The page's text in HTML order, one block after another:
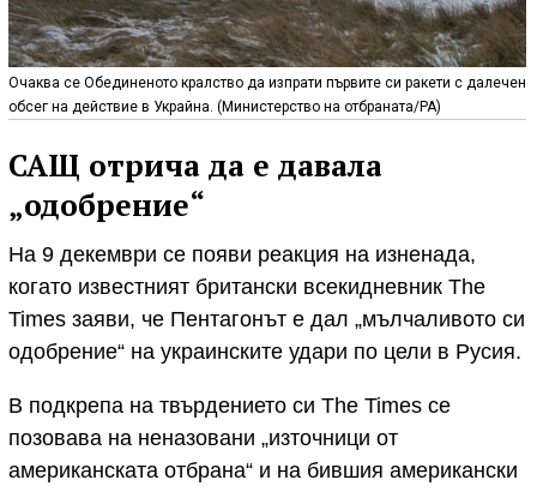
Очаква се Обединеното кралство да изпрати първите си ракети с далечен
обсег на действие в Украйна. (Министерство на отбраната/PA)
САЩ отрича да е давала
„одобрение“
На 9 декември се появи реакция на изненада,
когато известният британски всекидневник The
Times заяви, че Пентагонът е дал „мълчаливото си
одобрение“ на украинските удари по цели в Русия.
В подкрепа на твърдението си The Times се
позовава на неназовани „източници от
американската отбрана“ и на бившия американски